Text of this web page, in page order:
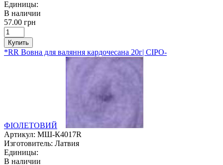
Единицы:
В наличии
57.00 грн
Купить
*RR Вовна для валяння кардочесана 20г| СІРО-
ФІОЛЕТОВИЙ
Артикул: МШ-К4017R
Изготовитель: Латвия
Единицы:
В наличии